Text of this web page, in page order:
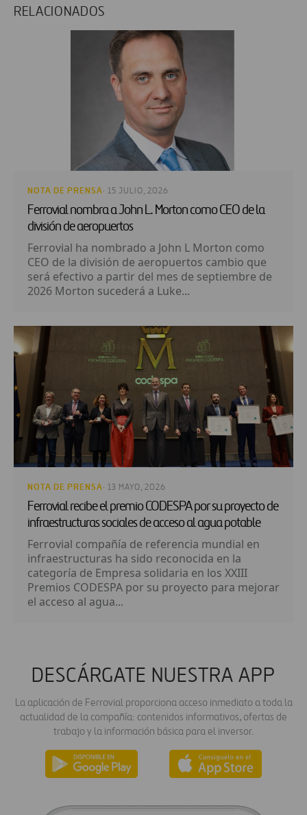
RELACIONADOS
NOTA DE PRENSA· 15 JULIO, 2026
Ferrovial nombra a John L. Morton como CEO de la
división de aeropuertos
Ferrovial ha nombrado a John L Morton como
CEO de la división de aeropuertos cambio que
será efectivo a partir del mes de septiembre de
2026 Morton sucederá a Luke...
NOTA DE PRENSA· 13 MAYO, 2026
Ferrovial recibe el premio CODESPA por su proyecto de
infraestructuras sociales de acceso al agua potable
Ferrovial compañía de referencia mundial en
infraestructuras ha sido reconocida en la
categoría de Empresa solidaria en los XXIII
Premios CODESPA por su proyecto para mejorar
el acceso al agua...
DESCÁRGATE NUESTRA APP
La aplicación de Ferrovial proporciona acceso inmediato a toda la
actualidad de la compañía: contenidos informativos, ofertas de
trabajo y la información básica para el inversor.